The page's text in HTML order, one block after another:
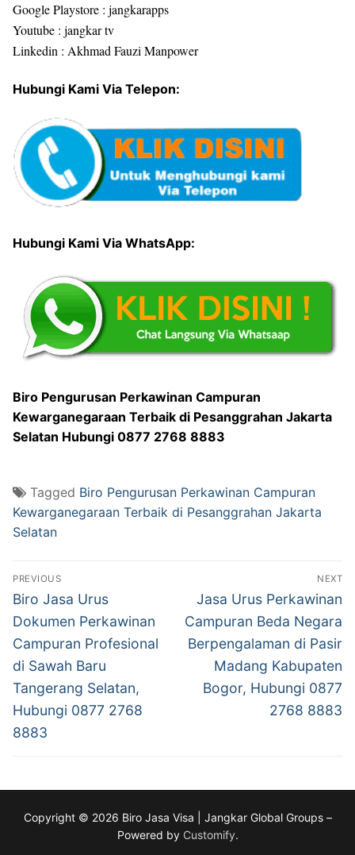
Google Playstore : jangkarapps
Youtube : jangkar tv
Linkedin : Akhmad Fauzi Manpower
Hubungi Kami Via Telepon:
Hubungi Kami Via WhatsApp:
Biro Pengurusan Perkawinan Campuran
Kewarganegaraan Terbaik di Pesanggrahan Jakarta
Selatan Hubungi 0877 2768 8883
Tagged Biro Pengurusan Perkawinan Campuran
Kewarganegaraan Terbaik di Pesanggrahan Jakarta
Selatan
Post
navigation
PREVIOUS
Previous
post:
Biro Jasa Urus
Dokumen Perkawinan
Campuran Profesional
di Sawah Baru
Tangerang Selatan,
Hubungi 0877 2768
8883
NEXT
Next
post:
Jasa Urus Perkawinan
Campuran Beda Negara
Berpengalaman di Pasir
Madang Kabupaten
Bogor, Hubungi 0877
2768 8883
Copyright © 2026 Biro Jasa Visa | Jangkar Global Groups –
Powered by Customify.